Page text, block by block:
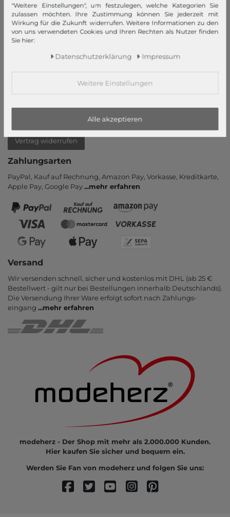
Login
Neukunde?
Informationen
Rücksendung
Zahlung und Versand
Vertrag widerrufen
Zahlungsarten
PayPal, Kauf auf Rechnung, Amazon Pay, Vor­kasse, Kredit­karte,
Apple Pay, Google Pay...mehr erfahren
Versand
Wir versenden schnell, sicher und kostenlos mit DHL (ab 25 €
Bestell­wert - gilt nur bei Bestel­lungen inner­halb Deutsch­lands).
Die Ver­sendung Ihrer Ware er­folgt sofort nach Zahlungs­
eingang ...mehr erfahren
modeherz - Der Shop mit mehr als 2.000.000 Kunden.
Hier kaufen Sie sicher und bequem ein.
Werden Sie Fan von modeherz und folgen Sie uns:
"Weitere Einstellungen", um festzulegen, welche Kategorien Sie
zulassen möchten. Ihre Zustimmung können Sie jederzeit mit
Wirkung für die Zukunft widerrufen. Weitere Informationen zu den
von uns verwendeten Cookies und Ihren Rechten als Nutzer finden
Sie hier:
Daten­schutz­erklärung Impressum
Weitere Einstellungen
Alle akzeptieren